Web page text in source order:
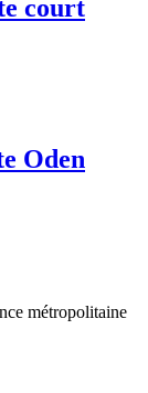
court
Oden
métropolitaine